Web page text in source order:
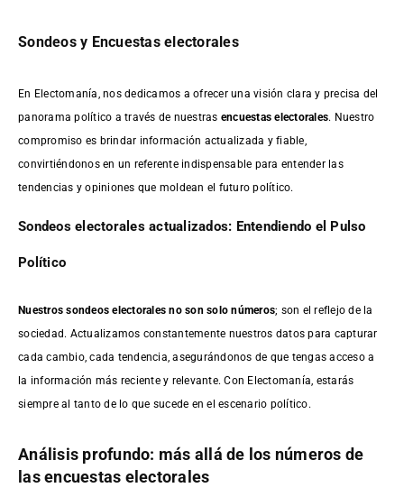
Sondeos y Encuestas electorales
En Electomanía, nos dedicamos a ofrecer una visión clara y precisa del
panorama político a través de nuestras encuestas electorales. Nuestro
compromiso es brindar información actualizada y fiable,
convirtiéndonos en un referente indispensable para entender las
tendencias y opiniones que moldean el futuro político.
Sondeos electorales actualizados: Entendiendo el Pulso
Político
Nuestros sondeos electorales no son solo números; son el reflejo de la
sociedad. Actualizamos constantemente nuestros datos para capturar
cada cambio, cada tendencia, asegurándonos de que tengas acceso a
la información más reciente y relevante. Con Electomanía, estarás
siempre al tanto de lo que sucede en el escenario político.
Análisis profundo: más allá de los números de
las encuestas electorales